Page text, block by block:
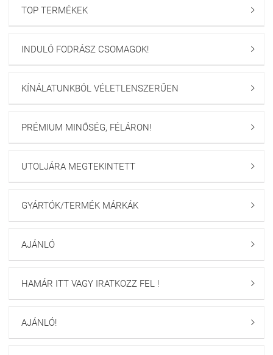
TOP TERMÉKEK 
INDULÓ FODRÁSZ CSOMAGOK! 
KÍNÁLATUNKBÓL VÉLETLENSZERŰEN 
PRÉMIUM MINŐSÉG, FÉLÁRON! 
UTOLJÁRA MEGTEKINTETT 
GYÁRTÓK/TERMÉK MÁRKÁK 
AJÁNLÓ 
HAMÁR ITT VAGY IRATKOZZ FEL ! 
AJÁNLÓ! 